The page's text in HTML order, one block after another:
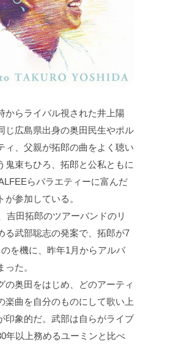
からライバル視された井上陽
じ広島県出身の奥田民生やポル
ィ、父親が拓郎の曲をよく聴い
鬼束ちひろ、拓郎と公私ともに
らバラエティーに富んだ
が参加している。
吉田拓郎のツアーバンドのリ
る武部聡志の発案で、拓郎が7
を機に、昨年1月からアルバ
った。
の奥田をはじめ、どのアーティ
楽曲を自分のものにして歌い上
印象的だ。武部は自らがライブ
年以上務めるユーミンと比べ